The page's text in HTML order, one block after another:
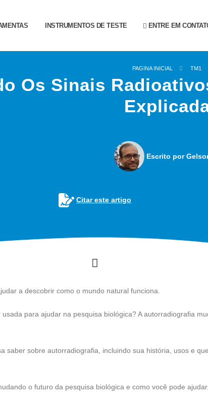
INSTRUMENTOS DE TESTE ENTRE EM
PAGINA INICIAL TM1
Os Sinais
Escrito por
Citar este artigo
a descobrir como o mundo natural funciona.
para ajudar na pesquisa biológica? A autorradiografia
saber sobre autorradiografia, incluindo sua história, usos e
o futuro da pesquisa biológica e como você pode ajudar.